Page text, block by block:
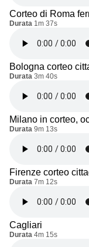
Corteo di Roma
Durata 1m 37s
Bologna corteo
Durata 3m 40s
Milano in corteo,
Durata 9m 13s
Firenze corteo
Durata 7m 12s
Cagliari
Durata 4m 15s